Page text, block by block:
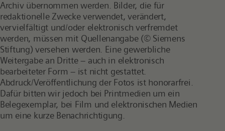
Archiv übernommen werden. Bilder, die für
redaktionelle Zwecke verwendet, verändert,
vervielfältigt und/oder elektronisch verfremdet
werden, müssen mit Quellenangabe (© Siemens
Stiftung) versehen werden. Eine gewerbliche
Weitergabe an Dritte – auch in elektronisch
bearbeiteter Form – ist nicht gestattet.
Abdruck/Veröffentlichung der Fotos ist honorarfrei.
Dafür bitten wir jedoch bei Printmedien um ein
Belegexemplar, bei Film und elektronischen Medien
um eine kurze Benachrichtigung.